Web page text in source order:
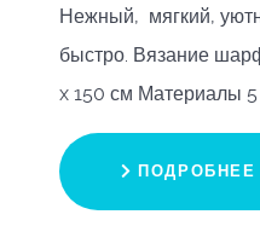
Нежный, мягкий,
быстро. Вязание
x 150 см Материалы 5
ПОДРОБНЕЕ